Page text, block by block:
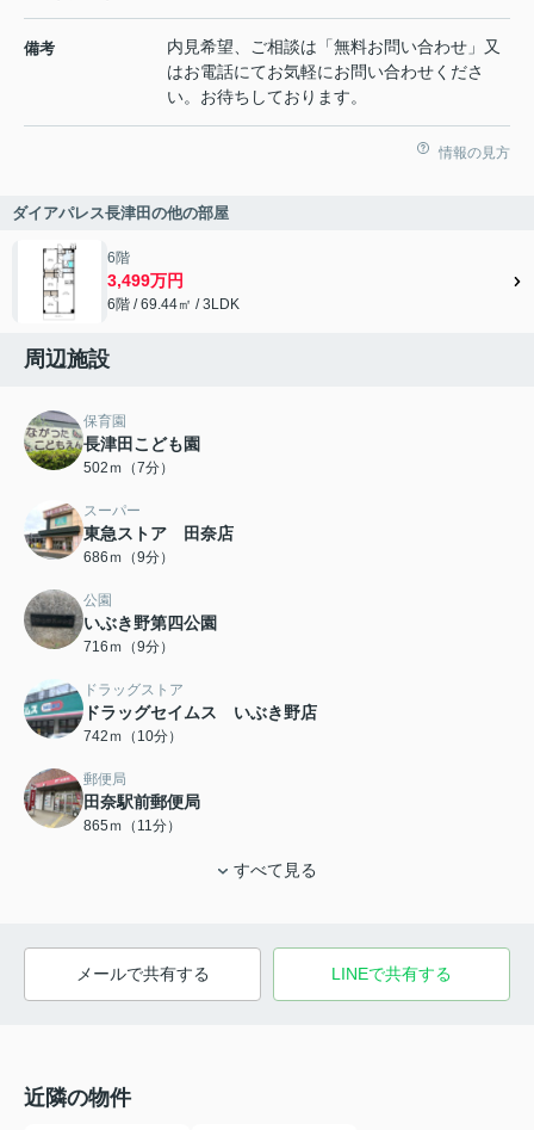
備考
内見希望、ご相談は「無料お問い合わせ」又
はお電話にてお気軽にお問い合わせくださ
い。お待ちしております。
情報の見方
ダイアパレス長津田の他の部屋
6階
3,499万円
6階 / 69.44㎡ / 3LDK
周辺施設
保育園
長津田こども園
502ｍ（7分）
スーパー
東急ストア 田奈店
686ｍ（9分）
公園
いぶき野第四公園
716ｍ（9分）
ドラッグストア
ドラッグセイムス いぶき野店
742ｍ（10分）
郵便局
田奈駅前郵便局
865ｍ（11分）
すべて見る
メールで共有する LINEで共有する
近隣の物件